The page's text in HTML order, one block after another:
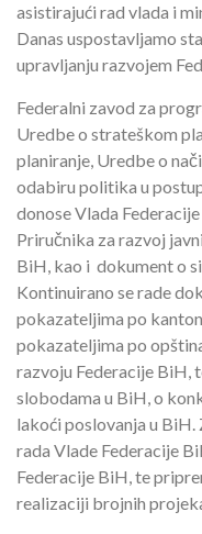
asistirajući rad vlada i
Danas uspostavljamo
upravljanju razvojem
Federalni zavod za
Uredbe o strateškom
planiranje, Uredbe o
odabiru politika u
donose Vlada
Priručnika za razvoj
BiH, kao i dokument o
Kontinuirano se rade
pokazateljima po
pokazateljima po
razvoju Federacije BiH,
slobodama u BiH, o
lakoći poslovanja u
rada Vlade Federacije
Federacije BiH, te
realizaciji brojnih